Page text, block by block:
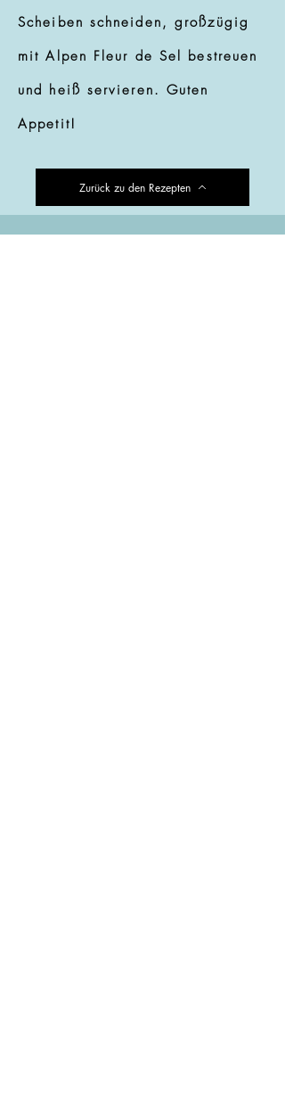
Scheiben schneiden, großzügig
mit Alpen Fleur de Sel bestreuen
und heiß servieren. Guten
Appetit!
Zurück zu den Rezepten